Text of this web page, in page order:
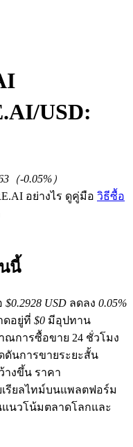
/USD:
（-0.05%）
อย่างไร ดูคู่มือ วิธีซื้อ
นี้
$0.2928 USD ลดลง 0.05%
ดอยู่ที่ $0 มีอุปทาน
การซื้อขาย 24 ชั่วโมง
ดันการขายระยะสั้น
างขึ้น ราคา
เรียลไทม์บนแพลตฟอร์ม
แนวโน้มตลาดโลกและ